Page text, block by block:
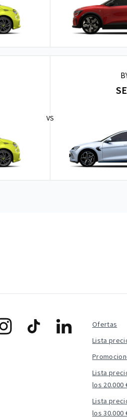
VS
Ofertas
Lista
Lista
los 20.000
Lista
los 30.000